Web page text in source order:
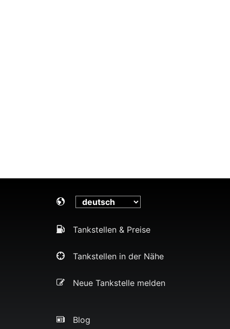
Tankstellen & Preise
Tankstellen in der Nähe
Neue Tankstelle melden
Blog